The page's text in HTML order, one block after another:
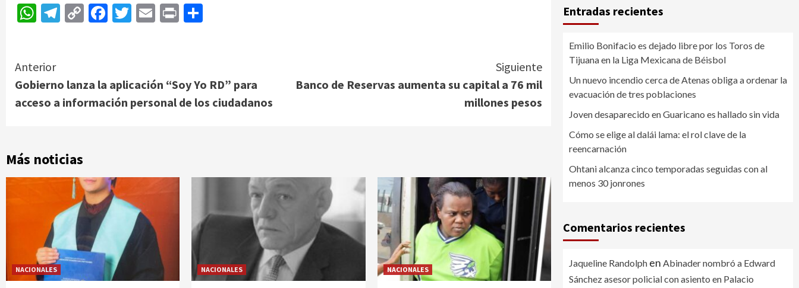
WhatsApp
Telegram
CopyFacebook
Twitter
Email
Print
Continue
Reading
Anterior
Gobierno lanza la aplicación “Soy Yo RD” para
acceso a información personal de los ciudadanos
Siguiente
Banco de Reservas aumenta su capital a 76 mil
millones pesos
Más noticias
NACIONALES NACIONALES NACIONALES
Entradas recientes
Emilio Bonifacio es dejado libre por los Toros de
Tijuana en la Liga Mexicana de Béisbol
Un nuevo incendio cerca de Atenas obliga a ordenar la
evacuación de tres poblaciones
Joven desaparecido en Guaricano es hallado sin vida
Cómo se elige al dalái lama: el rol clave de la
reencarnación
Ohtani alcanza cinco temporadas seguidas con al
menos 30 jonrones
Comentarios recientes
Jaqueline Randolphen Abinader nombró a Edward
Sánchez asesor policial con asiento en Palacio